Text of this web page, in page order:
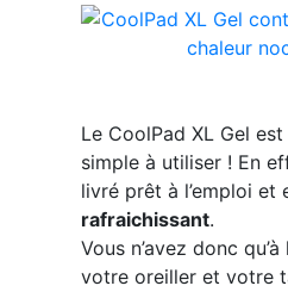
Le CoolPad XL Gel
simple à utiliser ! En
livré prêt à l’emploi et
rafraichissant.
Vous n’avez donc
votre oreiller et votre